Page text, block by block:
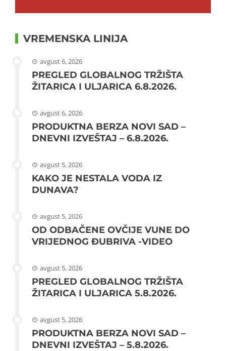
VREMENSKA LINIJA
avgust 6, 2026
PREGLED GLOBALNOG TRŽIŠTA
ŽITARICA I ULJARICA 6.8.2026.
avgust 6, 2026
PRODUKTNA BERZA NOVI SAD –
DNEVNI IZVEŠTAJ – 6.8.2026.
avgust 5, 2026
KAKO JE NESTALA VODA IZ
DUNAVA?
avgust 5, 2026
OD ODBAČENE OVČIJE VUNE DO
VRIJEDNOG ĐUBRIVA -VIDEO
avgust 5, 2026
PREGLED GLOBALNOG TRŽIŠTA
ŽITARICA I ULJARICA 5.8.2026.
avgust 5, 2026
PRODUKTNA BERZA NOVI SAD –
DNEVNI IZVEŠTAJ – 5.8.2026.